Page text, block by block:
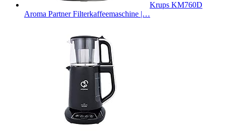
Krups KM760D
Aroma Partner Filterkaffeemaschine |…